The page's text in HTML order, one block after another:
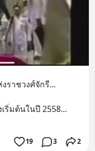
ราชวงศ์จักรี...
ริ่มต้นในปี 2558...
19 3 2